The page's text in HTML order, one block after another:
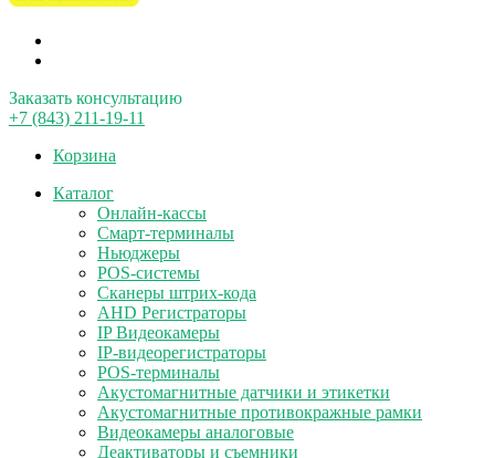
Заказать консультацию
+7 (843) 211-19-11
Корзина
Каталог
Онлайн-кассы
Смарт-терминалы
Ньюджеры
POS-системы
Сканеры штрих-кода
AHD Регистраторы
IP Видеокамеры
IP-видеорегистраторы
POS-терминалы
Акустомагнитные датчики и этикетки
Акустомагнитные противокражные рамки
Видеокамеры аналоговые
Деактиваторы и съемники